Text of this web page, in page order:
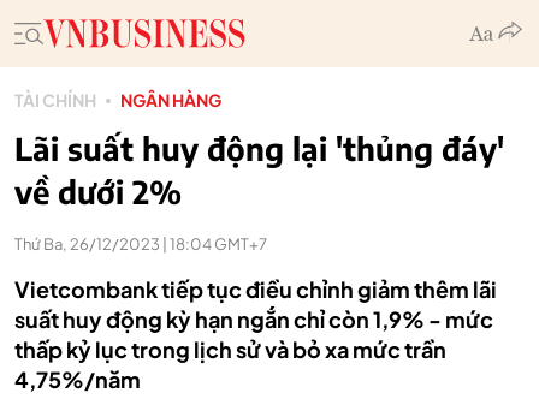
TÀI CHÍNH NGÂN HÀNG
Lãi suất huy động lại 'thủng đáy'
về dưới 2%
Thứ Ba, 26/12/2023 | 18:04 GMT+7
Vietcombank tiếp tục điều chỉnh giảm thêm lãi
suất huy động kỳ hạn ngắn chỉ còn 1,9% - mức
thấp kỷ lục trong lịch sử và bỏ xa mức trần
4,75%/năm